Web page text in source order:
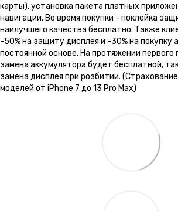
карты), установка пакета платных
навигации. Во время покупки - поклейка
наилучшего качества бесплатно. Также
-50% на защиту дисплея и -30% на покупку
постоянной основе. На протяжении первого
замена аккумулятора будет бесплатной,
замена дисплея при розбитии.
моделей от iPhone 7 до 13 Pro Max)